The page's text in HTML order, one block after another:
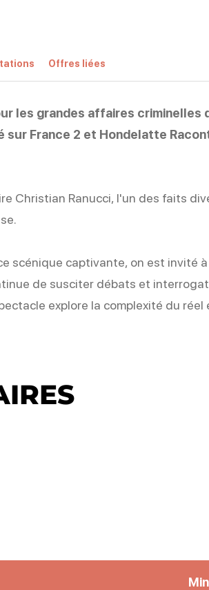
Offres liées
les grandes affaires criminelles
France 2 et Hondelatte
Christian Ranucci, l'un des faits
scénique captivante, on est invité
de susciter débats et
explore la complexité du réel